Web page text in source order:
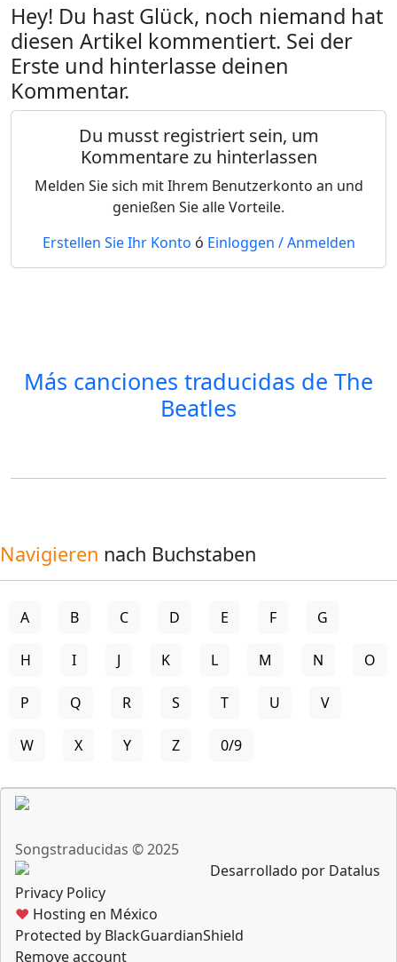
Hey! Du hast Glück, noch niemand hat
diesen Artikel kommentiert. Sei der
Erste und hinterlasse deinen
Kommentar.
Du musst registriert sein, um
Kommentare zu hinterlassen
Melden Sie sich mit Ihrem Benutzerkonto an und
genießen Sie alle Vorteile.
Erstellen Sie Ihr Konto ó Einloggen / Anmelden
Más canciones traducidas de The
Beatles
Navigieren nach Buchstaben
A B C D E F G
H I J K L M N O
P Q R S T U V
W X Y Z 0/9
Songstraducidas © 2025
Desarrollado por Datalus
Privacy Policy
♥ Hosting en México
Protected by BlackGuardianShield
Remove account